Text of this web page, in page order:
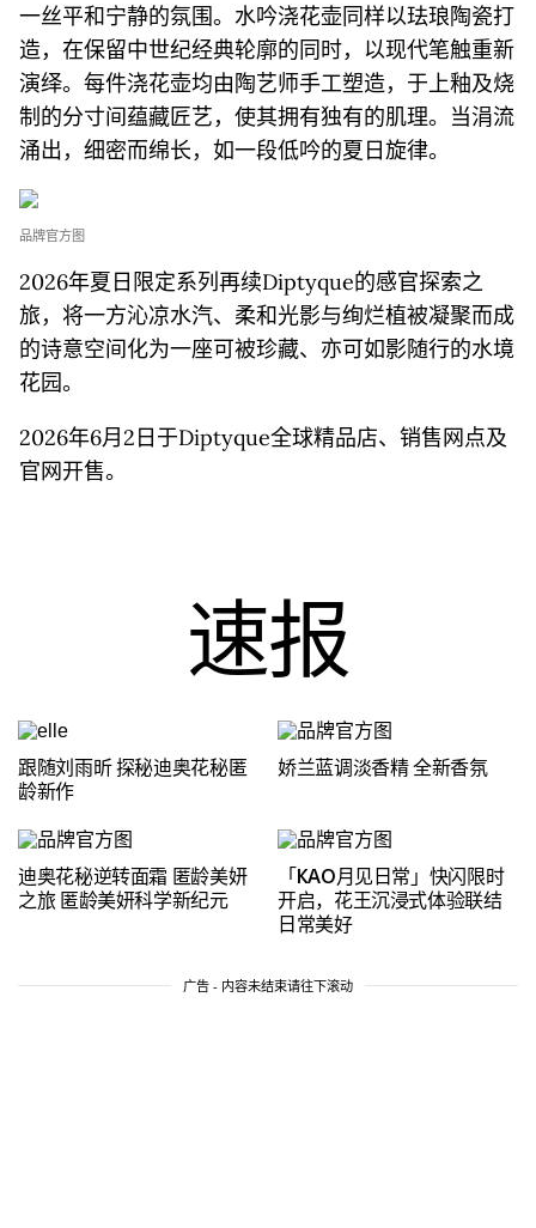
一丝平和宁静的氛围。水吟浇花壶同样以珐琅陶瓷打
造，在保留中世纪经典轮廓的同时，以现代笔触重新
演绎。每件浇花壶均由陶艺师手工塑造，于上釉及烧
制的分寸间蕴藏匠艺，使其拥有独有的肌理。当涓流
涌出，细密而绵长，如一段低吟的夏日旋律。
品牌官方图
2026年夏日限定系列再续Diptyque的感官探索之
旅，将一方沁凉水汽、柔和光影与绚烂植被凝聚而成
的诗意空间化为一座可被珍藏、亦可如影随行的水境
花园。
2026年6月2日于Diptyque全球精品店、销售网点及
官网开售。
速报
跟随刘雨昕 探秘迪奥花秘匿
龄新作
娇兰蓝调淡香精 全新香氛
迪奥花秘逆转面霜 匿龄美妍
之旅 匿龄美妍科学新纪元
「KAO月见日常」快闪限时
开启，花王沉浸式体验联结
日常美好
广告 - 内容未结束请往下滚动